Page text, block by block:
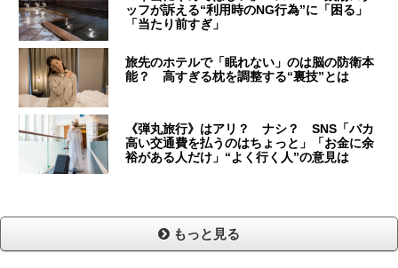
ッフが訴える“利用時のNG行為”に「困る」
「当たり前すぎ」
旅先のホテルで「眠れない」のは脳の防衛本
能？ 高すぎる枕を調整する“裏技”とは
《弾丸旅行》はアリ？ ナシ？ SNS「バカ
高い交通費を払うのはちょっと」「お金に余
裕がある人だけ」“よく行く人”の意見は
もっと見る